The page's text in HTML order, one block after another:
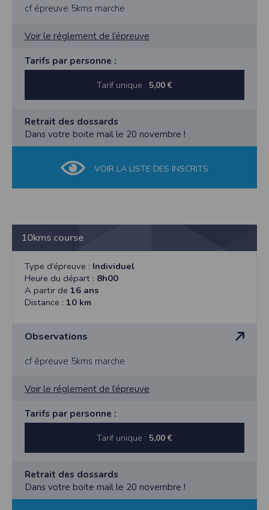
cf épreuve 5kms marche
Voir le réglement de l’épreuve
Tarifs par personne :
Tarif unique : 5,00 €
Retrait des dossards
Dans votre boite mail le 20 novembre !
VOIR LA LISTE DES INSCRITS
10kms course
Type d’épreuve : Individuel
Heure du départ : 8h00
A partir de 16 ans
Distance : 10 km
Observations
cf épreuve 5kms marche
Voir le réglement de l’épreuve
Tarifs par personne :
Tarif unique : 5,00 €
Retrait des dossards
Dans votre boite mail le 20 novembre !